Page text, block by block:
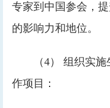
专家到中国参会，
的影响力和地位。
（4） 组织实
作项目：